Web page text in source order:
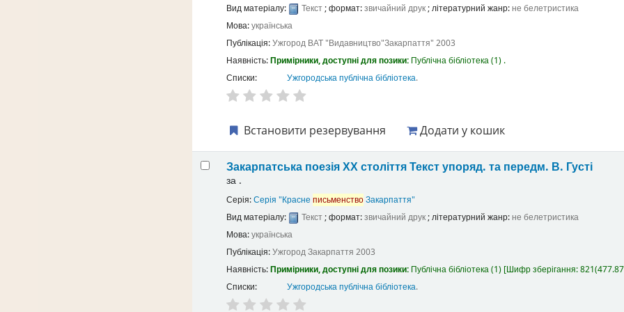
Вид матеріалу: Текст; формат:звичайний друк; літературний жанр:не белетристика
Мова:українська
Публікація:Ужгород ВАТ "Видавництво"Закарпаття" 2003
Наявність:Примірники, доступні для позики: Публічна бібліотека(1) .
Списки:
Ужгородська публічна бібліотека.
Встановити резервування Додати у кошик
Закарпатська поезія ХХ століттяТекступоряд. та передм. В. Густі
за .
Серія:Серія "Красне письменствоЗакарпаття"
Вид матеріалу:
Текст; формат:звичайний друк; літературний жанр: не белетристика
Мова:українська
Публікація:УжгородЗакарпаття 2003
Наявність:Примірники, доступні для позики: Публічна бібліотека(1) Шифр зберігання:
Списки:
Ужгородська публічна бібліотека.